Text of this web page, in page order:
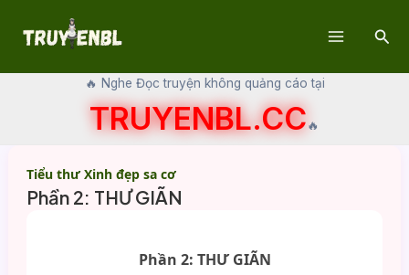
🔥 Nghe Đọc truyện không quảng cáo tại
TRUYENBL.CC🔥
Tiểu thư Xinh đẹp sa cơ
Phần 2: THƯ GIÃN
Phần 2: THƯ GIÃN